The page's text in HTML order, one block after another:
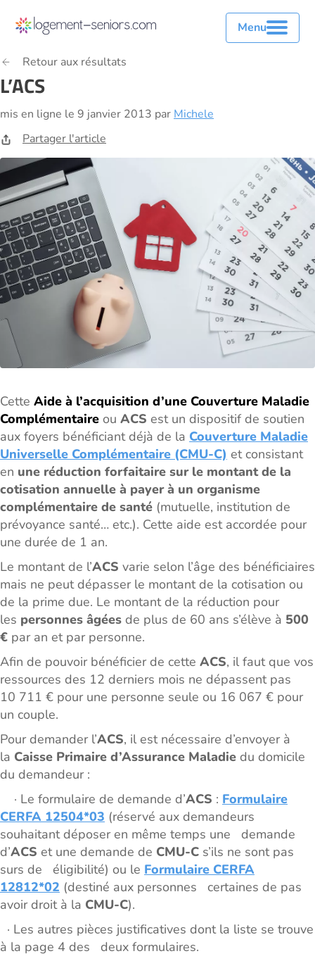
Menu
Retour aux résultats
L’ACS
mis en ligne le 9 janvier 2013 par Michele
Partager l'article
Cette Aide à l’acquisition d’une Couverture Maladie
Complémentaire ou ACS est un dispositif de soutien
aux foyers bénéficiant déjà de la Couverture Maladie
Universelle Complémentaire (CMU-C) et consistant
en une réduction forfaitaire sur le montant de la
cotisation annuelle à payer à un organisme
complémentaire de santé (mutuelle, institution de
prévoyance santé… etc.). Cette aide est accordée pour
une durée de 1 an.
Le montant de l’ACS varie selon l’âge des bénéficiaires
mais ne peut dépasser le montant de la cotisation ou
de la prime due. Le montant de la réduction pour
les personnes âgées de plus de 60 ans s’élève à 500
€ par an et par personne.
Afin de pouvoir bénéficier de cette ACS, il faut que vos
ressources des 12 derniers mois ne dépassent pas
10 711 € pour une personne seule ou 16 067 € pour
un couple.
Pour demander l’ACS, il est nécessaire d’envoyer à
la Caisse Primaire d’Assurance Maladie du domicile
du demandeur :
· Le formulaire de demande d’ACS : Formulaire
CERFA 12504*03 (réservé aux demandeurs
souhaitant déposer en même temps une demande
d’ACS et une demande de CMU-C s’ils ne sont pas
surs de éligibilité) ou le Formulaire CERFA
12812*02 (destiné aux personnes certaines de pas
avoir droit à la CMU-C).
· Les autres pièces justificatives dont la liste se trouve
à la page 4 des deux formulaires.